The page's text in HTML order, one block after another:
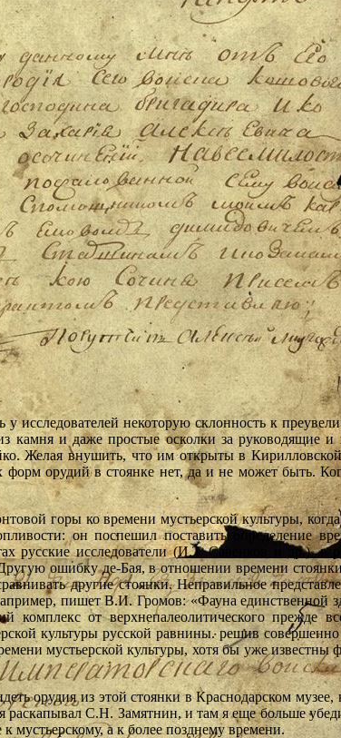
исследователей некоторую склонность к
камня и даже простые осколки за руководящие и
Желая внушить, что им открыты в
форм орудий в стоянке нет, да и не может быть.
горы ко времени мустьерской культуры,
он поспешил поставить определение
русские исследователи (И.Т. Савенков и др.), в
ошибку де-Бая, в отношении времени
другие стоянки. Неправильное
пишет В.И. Громов: «Фауна единственной
от верхнепалеолитического прежде
культуры русской равнины. решив
мустьерской культуры, хотя бы уже
орудия из этой стоянки в Краснодарском музее,
раскапывал С.Н. Замятнин, и там я еще больше
мустьерскому, а к более позднему времени.